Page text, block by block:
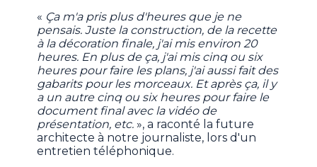
« Ça m'a pris plus d'heures que je ne
pensais. Juste la construction, de la recette
à la décoration finale, j'ai mis environ 20
heures. En plus de ça, j'ai mis cinq ou six
heures pour faire les plans, j'ai aussi fait des
gabarits pour les morceaux. Et après ça, il y
a un autre cinq ou six heures pour faire le
document final avec la vidéo de
présentation, etc.», a raconté la future
architecte à notre journaliste, lors d'un
entretien téléphonique.